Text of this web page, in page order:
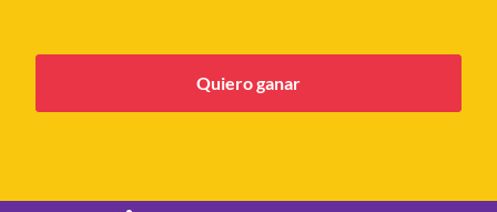
Quiero ganar